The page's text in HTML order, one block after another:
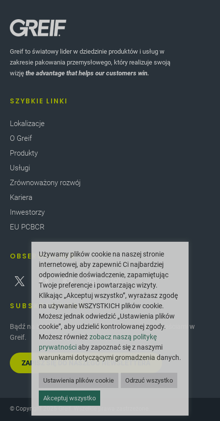
Greif to światowy lider w dziedzinie produktów i usług w
zakresie pakowania przemysłowego, który realizuje swoją
wizję the advantage that helps our customers win.
SZYBKIE LINKI
Lokalizacje
O Greif
Produkty
Usługi
Zrównoważony rozwój
Kariera
Inwestorzy
EU PCBCR
OBSERWUJ NAS
SUBSKRYBOWAĆ
Bądź na bieżąco z najnowszymi innowacjami i nowościami w
Greif.
ZAPISZ SIĘ DO NASZEGO NEWSLETTERA
© Copyright 2025 Greif. Wszelkie prawa zastrzeżone.
Używamy plików cookie na naszej stronie
internetowej, aby zapewnić Ci najbardziej
odpowiednie doświadczenie, zapamiętując
Twoje preferencje i powtarzając wizyty.
Klikając „Akceptuj wszystko”, wyrażasz zgodę
na używanie WSZYSTKICH plików cookie.
Możesz jednak odwiedzić „Ustawienia plików
cookie”, aby udzielić kontrolowanej zgody.
Możesz równieżzobacz naszą politykę
prywatnościaby zapoznać się z naszymi
warunkami dotyczącymi gromadzenia danych.
Ustawienia plików cookie Odrzuć wszystko
Akceptuj wszystko